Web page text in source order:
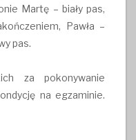
Martę – biały pas,
Pawła –
pas.
za pokonywanie
na egzaminie.